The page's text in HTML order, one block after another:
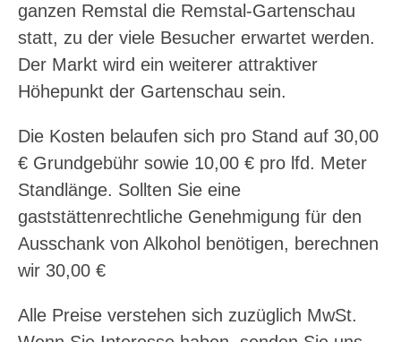
ganzen Remstal die Remstal-Gartenschau
statt, zu der viele Besucher erwartet werden.
Der Markt wird ein weiterer attraktiver
Höhepunkt der Gartenschau sein.
Die Kosten belaufen sich pro Stand auf 30,00
€ Grundgebühr sowie 10,00 € pro lfd. Meter
Standlänge. Sollten Sie eine
gaststättenrechtliche Genehmigung für den
Ausschank von Alkohol benötigen, berechnen
wir 30,00 €
Alle Preise verstehen sich zuzüglich MwSt.